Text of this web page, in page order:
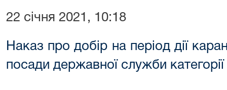
22 січня 2021, 10:18
Наказ про добір на період дії
посади державної служби